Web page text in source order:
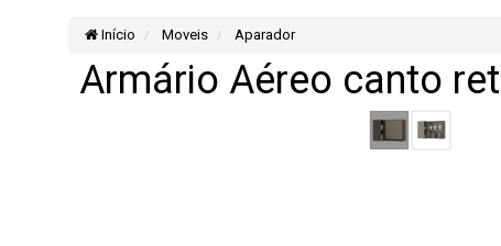
Início Moveis Aparador
Armário Aéreo canto